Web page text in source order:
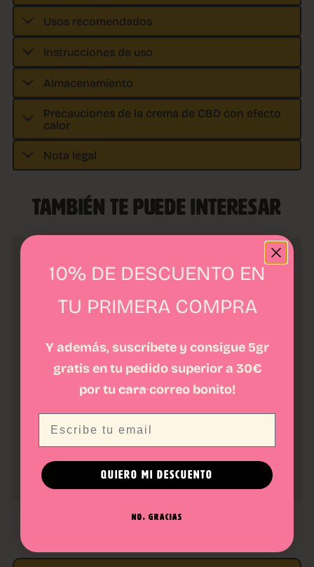
Usos recomendados
Instrucciones de uso
Almacenamiento
Precauciones de la crema de CBD con efecto
calor
Nota legal
TAMBIÉN TE PUEDE INTERESAR
ACEITE CBG + CBD 20%
59,90€
★★★★★1 Opiniones
AÑADIR AL CARRITO
ACEITE DE MASAJE CBD
25,90€
AÑADIR AL CARRITO
10% DE DESCUENTO EN
TU PRIMERA COMPRA
Y además, suscríbete y consigue 5gr
gratis en tu pedido superior a 30€
por tucaracorreo bonito!
QUIERO MI DESCUENTO
NO, GRACIAS